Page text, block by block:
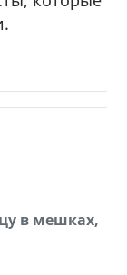
в мешках,
Hask
Viber